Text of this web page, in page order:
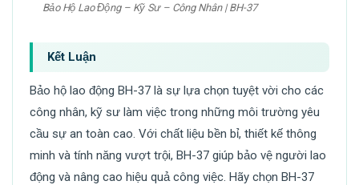
Bảo Hộ Lao Động – Kỹ Sư – Công Nhân | BH-37
Kết Luận
Bảo hộ lao động BH-37 là sự lựa chọn tuyệt vời cho các
công nhân, kỹ sư làm việc trong những môi trường yêu
cầu sự an toàn cao. Với chất liệu bền bỉ, thiết kế thông
minh và tính năng vượt trội, BH-37 giúp bảo vệ người lao
động và nâng cao hiệu quả công việc. Hãy chọn BH-37